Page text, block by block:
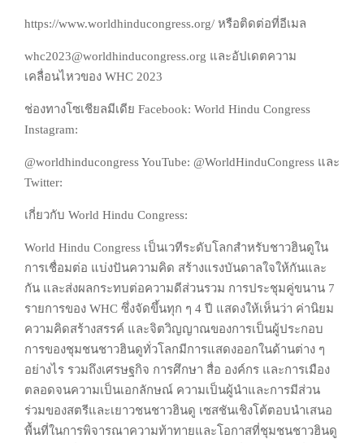
https://www.worldhinducongress.org/ หรือติดต่อที่อีเมล
whc2023@worldhinducongress.org และอัปเดตความ
เคลื่อนไหวของ WHC 2023
ช่องทางโซเชียลมีเดีย Facebook: World Hindu Congress
Instagram:
@worldhinducongress YouTube: @WorldHinduCongress และ
Twitter:
เกี่ยวกับ World Hindu Congress:
World Hindu Congress เป็นเวทีระดับโลกสำหรับชาวฮินดูใน
การเชื่อมต่อ แบ่งปันความคิด สร้างแรงบันดาลใจให้กันและ
กัน และส่งผลกระทบต่อความดีส่วนรวม การประชุมคู่ขนาน 7
รายการของ WHC ซึ่งจัดขึ้นทุก ๆ 4 ปี แสดงให้เห็นว่า ค่านิยม
ความคิดสร้างสรรค์ และจิตวิญญาณของการเป็นผู้ประกอบ
การของชุมชนชาวฮินดูทั่วโลกมีการแสดงออกในด้านต่าง ๆ
อย่างไร รวมถึงเศรษฐกิจ การศึกษา สื่อ องค์กร และการเมือง
ตลอดจนความเป็นเอกลักษณ์ ความเป็นผู้นำและการมีส่วน
ร่วมของสตรีและเยาวชนชาวฮินดู เซสชันเชิงโต้ตอบนำเสนอ
พื้นที่ในการพิจารณาความท้าทายและโอกาสที่ชุมชนชาวฮินดู